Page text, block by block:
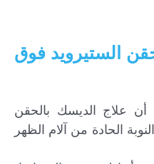
الستيرويد فوق
علاج الديسك بالحقن
الحادة من آلام الظهر